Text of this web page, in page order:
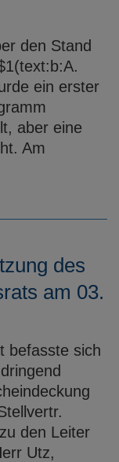
den Stand
ein erster
aber eine
Am
des
am 03.
befasste sich
den Leiter
Utz,